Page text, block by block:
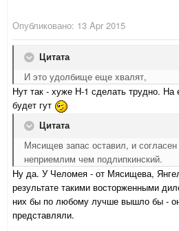
Опубликовано: 13 Apr 2015
Цитата
И это удолбище еще хвалят,
Нут так - хуже Н-1 сделать трудно. На
будет гут
Цитата
Мясищев запас оставил, и
неприемлим чем подлипкинский.
Ну да. У Челомея - от Мясищева,
результате такими восторженными
них бы по любому лучше вышло бы -
представляли.